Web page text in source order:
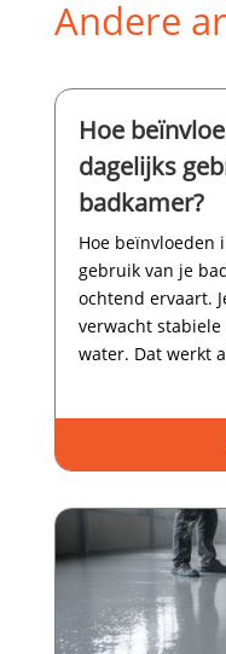
Andere
Hoe
dagelijks
badkamer?
Hoe beïnvloeden
gebruik van je
ochtend ervaart.​
verwacht
water.​ Dat werkt